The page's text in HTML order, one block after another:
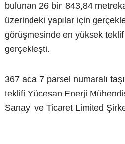
bulunan 26 bin 843,84
üzerindeki yapılar için
görüşmesinde en yüksek
gerçekleşti.
367 ada 7 parsel numaralı
teklifi Yücesan Enerji
Sanayi ve Ticaret Limited